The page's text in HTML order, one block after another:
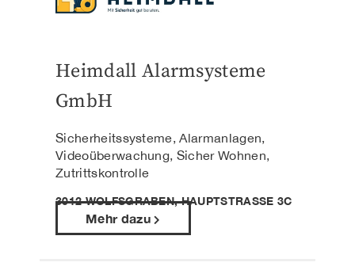
Heimdall Alarmsysteme
GmbH
Sicherheitssysteme, Alarmanlagen,
Videoüberwachung, Sicher Wohnen,
Zutrittskontrolle
3012 WOLFSGRABEN, HAUPTSTRASSE 3C
Mehr dazu